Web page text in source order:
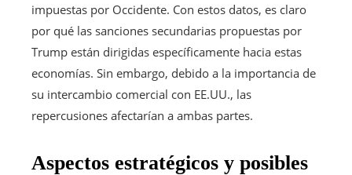
impuestas por Occidente. Con estos datos, es claro
por qué las sanciones secundarias propuestas por
Trump están dirigidas específicamente hacia estas
economías. Sin embargo, debido a la importancia de
su intercambio comercial con EE.UU., las
repercusiones afectarían a ambas partes.
Aspectos estratégicos y posibles